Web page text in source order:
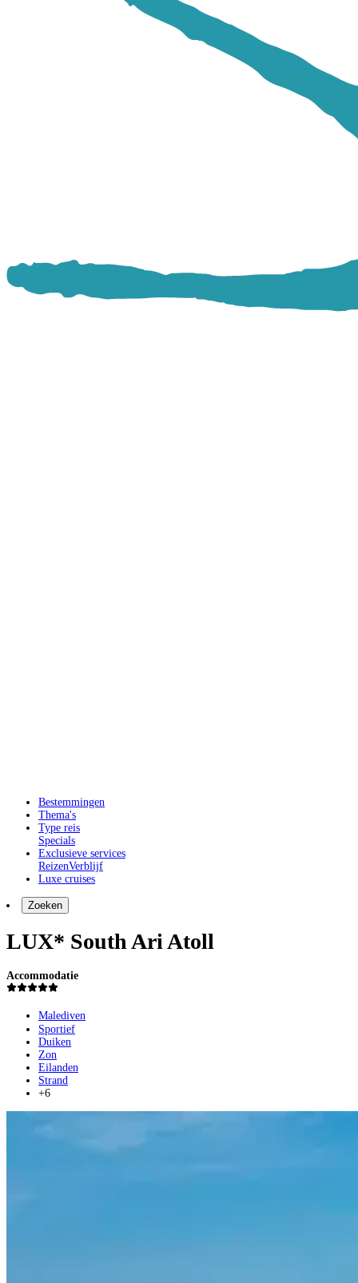
Bestemmingen
Thema's
Type reis
Specials
Exclusieve services
ReizenVerblijf
Luxe cruises
Zoeken
LUX* South Ari Atoll
Accommodatie
Malediven
Sportief
Duiken
Zon
Eilanden
Strand
+6